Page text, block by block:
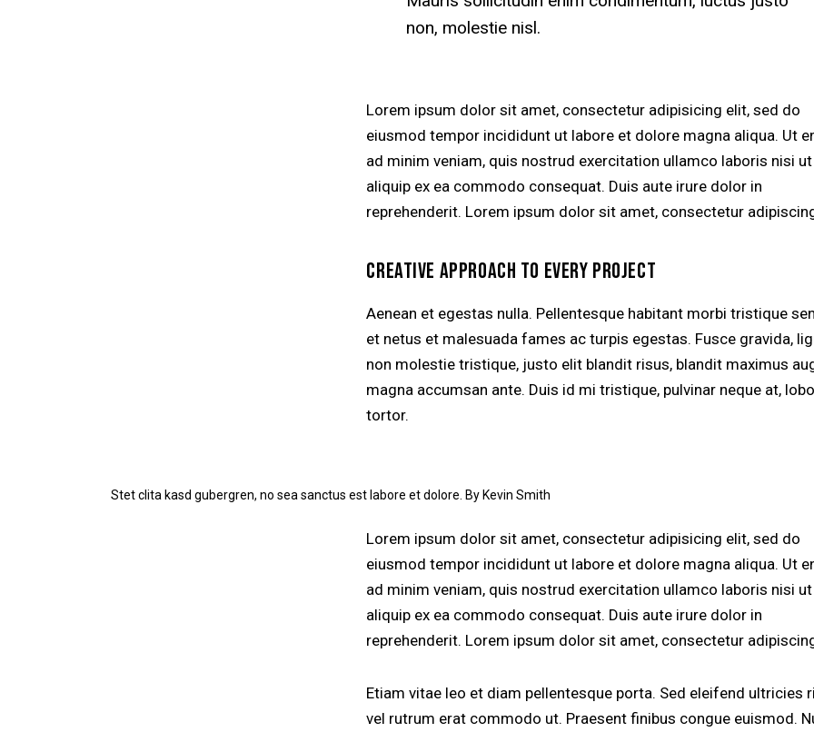
non, molestie nisl.
Lorem ipsum dolor sit amet, consectetur adipisicing elit, sed do
eiusmod tempor incididunt ut labore et dolore magna aliqua. Ut
ad minim veniam, quis nostrud exercitation ullamco laboris nisi ut
aliquip ex ea commodo consequat. Duis aute irure dolor in
reprehenderit. Lorem ipsum dolor sit amet, consectetur
CREATIVE APPROACH TO EVERY PROJECT
Aenean et egestas nulla. Pellentesque habitant morbi tristique
et netus et malesuada fames ac turpis egestas. Fusce gravida,
non molestie tristique, justo elit blandit risus, blandit maximus
magna accumsan ante. Duis id mi tristique, pulvinar neque at,
tortor.
Stet clita kasd gubergren, no sea sanctus est labore et dolore. ByKevin Smith
Lorem ipsum dolor sit amet, consectetur adipisicing elit, sed do
eiusmod tempor incididunt ut labore et dolore magna aliqua. Ut
ad minim veniam, quis nostrud exercitation ullamco laboris nisi ut
aliquip ex ea commodo consequat. Duis aute irure dolor in
reprehenderit. Lorem ipsum dolor sit amet, consectetur
Etiam vitae leo et diam pellentesque porta. Sed eleifend ultricies
vel rutrum erat commodo ut. Praesent finibus congue euismod.